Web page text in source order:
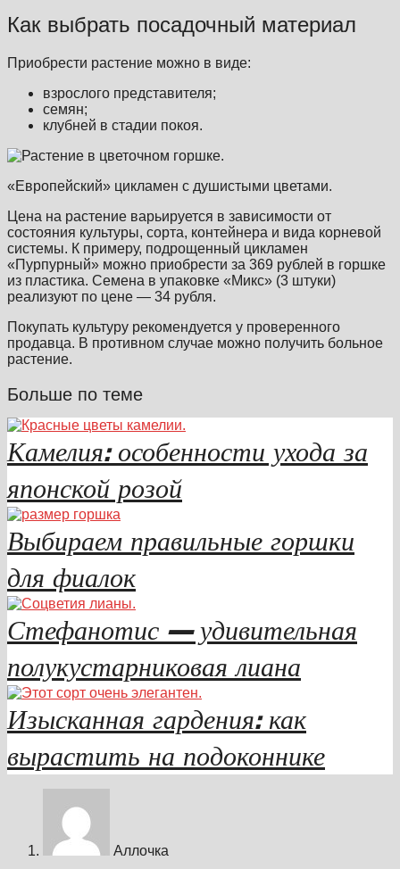
Как выбрать посадочный материал
Приобрести растение можно в виде:
взрослого представителя;
семян;
клубней в стадии покоя.
«Европейский» цикламен с душистыми цветами.
Цена на растение варьируется в зависимости от
состояния культуры, сорта, контейнера и вида корневой
системы. К примеру, подрощенный цикламен
«Пурпурный» можно приобрести за 369 рублей в горшке
из пластика. Семена в упаковке «Микс» (3 штуки)
реализуют по цене — 34 рубля.
Покупать культуру рекомендуется у проверенного
продавца. В противном случае можно получить больное
растение.
Больше по теме
Камелия: особенности ухода за
японской розой
Выбираем правильные горшки
для фиалок
Стефанотис — удивительная
полукустарниковая лиана
Изысканная гардения: как
вырастить на подоконнике
Аллочка